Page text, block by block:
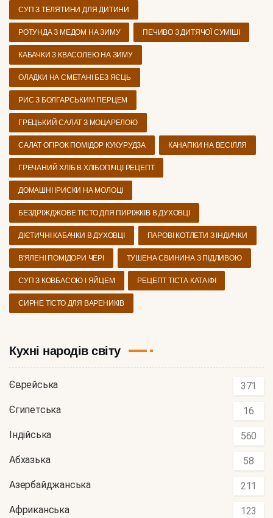
СУП З ТЕЛЯТИНИ ДЛЯ ДИТИНИ
РОТУНДА З МЕДОМ НА ЗИМУ ПЕЧИВО З ДИТЯЧОЇ СУМІШІ
КАБАЧКИ З КВАСОЛЕЮ НА ЗИМУ
ОЛАДКИ НА СМЕТАНІ БЕЗ ЯЄЦЬ
РИС З БОЛГАРСЬКИМ ПЕРЦЕМ
ГРЕЦЬКИЙ САЛАТ З МОЦАРЕЛОЮ
САЛАТ ОГІРОК ПОМІДОР КУКУРУДЗА КАНАПКИ НА ВЕСІЛЛЯ
ГРЕЧАНИЙ ХЛІБ В ХЛІБОПІЧЦІ РЕЦЕПТ
ДОМАШНІ ІРИСКИ НА МОЛОЦІ
БЕЗДРІЖДЖОВЕ ТІСТО ДЛЯ ПИРІЖКІВ В ДУХОВЦІ
ДІЄТИЧНІ КАБАЧКИ В ДУХОВЦІ ПАРОВІ КОТЛЕТИ З ІНДИЧКИ
В'ЯЛЕНІ ПОМІДОРИ ЧЕРІ ТУШЕНА СВИНИНА З ПІДЛИВОЮ
СУП З КОВБАСОЮ І ЯЙЦЕМ РЕЦЕПТ ТІСТА КАТАІФІ
СИРНЕ ТІСТО ДЛЯ ВАРЕНИКІВ
Кухні народів світу
Єврейська 371
Єгипетська 16
Індійська 560
Абхазька 58
Азербайджанська 211
Африканська 123